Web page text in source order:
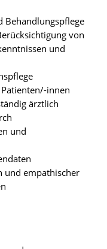
Behandlungspflege
von
und
innen
ärztlich
und
und empathischer